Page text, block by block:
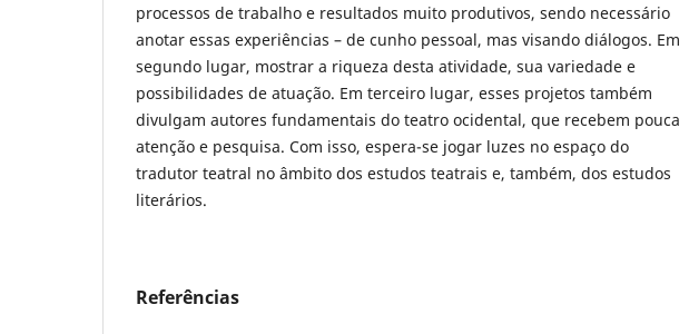
processos de trabalho e resultados muito produtivos, sendo necessário
anotar essas experiências – de cunho pessoal, mas visando diálogos. Em
segundo lugar, mostrar a riqueza desta atividade, sua variedade e
possibilidades de atuação. Em terceiro lugar, esses projetos também
divulgam autores fundamentais do teatro ocidental, que recebem pouca
atenção e pesquisa. Com isso, espera-se jogar luzes no espaço do
tradutor teatral no âmbito dos estudos teatrais e, também, dos estudos
literários.
Referências